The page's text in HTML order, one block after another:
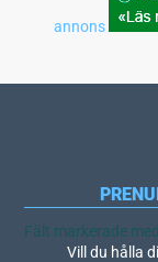
annons
Fält markerade
Vill du hålla